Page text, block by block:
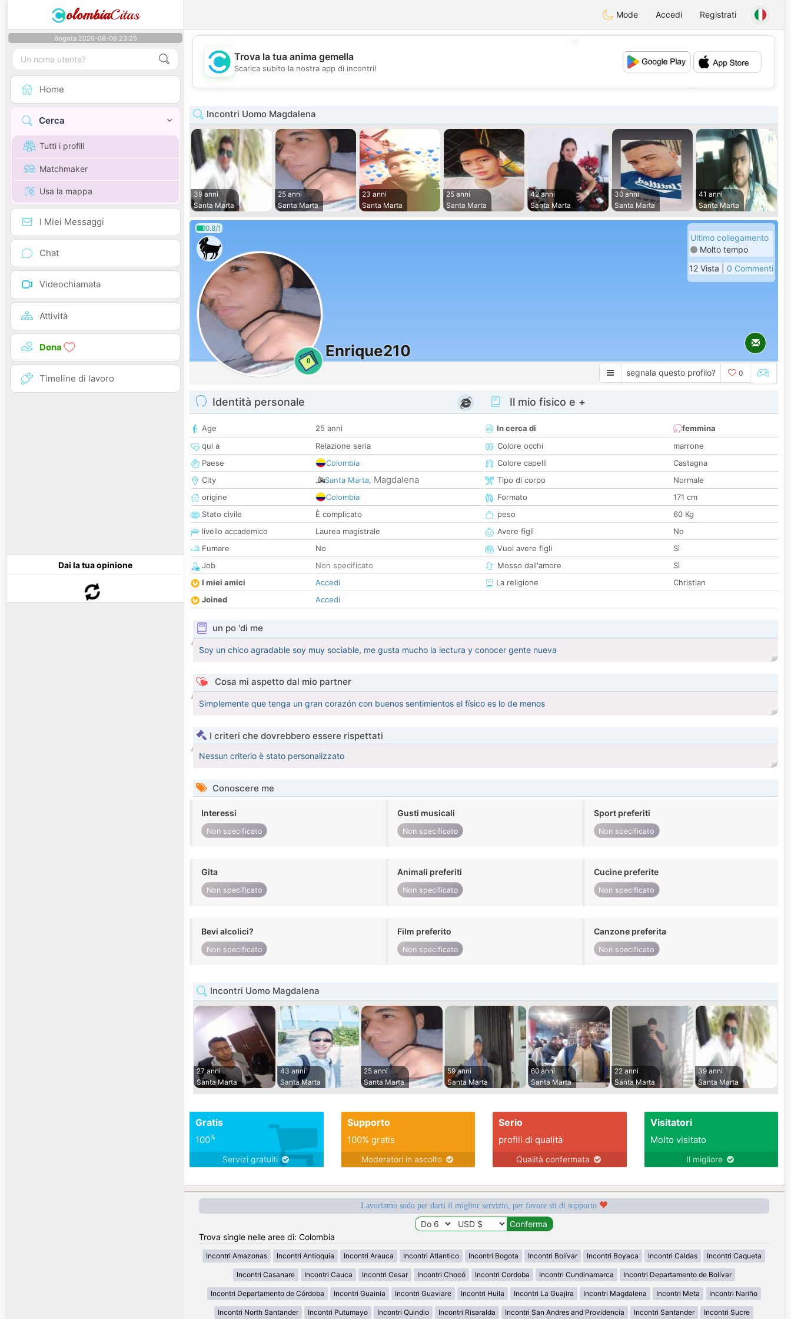
olombiaCitas Mode Accedi Registrati
Bogota 2026-08-06 23:25
Home
Cerca
Tutti i profili
Matchmaker
Usa la mappa
I Miei Messaggi
Chat
Videochiamata
Attività
Dona
Timeline di lavoro
Dai la tua opinione
💖
Trova la tua anima gemella
Scarica subito la nostra app di incontri!
Incontri Uomo Magdalena
39 anni
Santa Marta
25 anni
Santa Marta
23 anni
Santa Marta
25 anni
Santa Marta
42 anni
Santa Marta
30 anni
Santa Marta
41 anni
Santa Marta
0.8/1
0
Enrique210
Ultimo collegamento
Molto tempo
12 Vista | 0 Commenti
segnala questo profilo? 0
Identità personale
Age
25 anni
qui a
Relazione seria
Paese
Colombia
City
Santa Marta, Magdalena
origine
Colombia
Stato civile
È complicato
livello accademico
Laurea magistrale
Fumare
No
Job
Non specificato
I miei amici
Accedi
Joined
Accedi
Il mio fisico e +
In cerca di
femmina
Colore occhi
marrone
Colore capelli
Castagna
Tipo di corpo
Normale
Formato
171 cm
peso
60 Kg
Avere figli
No
Vuoi avere figli
Sì
Mosso dall'amore
Sì
La religione
Christian
un po 'di me
Soy un chico agradable soy muy sociable, me gusta mucho la lectura y conocer gente nueva
Cosa mi aspetto dal mio partner
Simplemente que tenga un gran corazón con buenos sentimientos el físico es lo de menos
I criteri che dovrebbero essere rispettati
Nessun criterio è stato personalizzato
Conoscere me
Interessi
Non specificato
Gusti musicali
Non specificato
Sport preferiti
Non specificato
Gita
Non specificato
Animali preferiti
Non specificato
Cucine preferite
Non specificato
Bevi alcolici?
Non specificato
Film preferito
Non specificato
Canzone preferita
Non specificato
Incontri Uomo Magdalena
27 anni
Santa Marta
43 anni
Santa Marta
25 anni
Santa Marta
59 anni
Santa Marta
60 anni
Santa Marta
22 anni
Santa Marta
39 anni
Santa Marta
Gratis
100%
Servizi gratuiti
Supporto
100% gratis
Moderatori in ascolto
Serio
profili di qualità
Qualità confermata
Visitatori
Molto visitato
Il migliore
Lavoriamo sodo per darti il miglior servizio, per favore sii di supporto
Trova single nelle aree di: Colombia
Incontri Amazonas Incontri Antioquia Incontri Arauca Incontri Atlantico Incontri Bogota Incontri Bolívar Incontri Boyaca Incontri Caldas Incontri Caqueta
Incontri Casanare Incontri Cauca Incontri Cesar Incontri Chocó Incontri Cordoba Incontri Cundinamarca Incontri Departamento de Bolívar
Incontri Departamento de Córdoba Incontri Guainia Incontri Guaviare Incontri Huila Incontri La Guajira Incontri Magdalena Incontri Meta Incontri Nariño
Incontri North Santander Incontri Putumayo Incontri Quindio Incontri Risaralda Incontri San Andres and Providencia Incontri Santander Incontri Sucre